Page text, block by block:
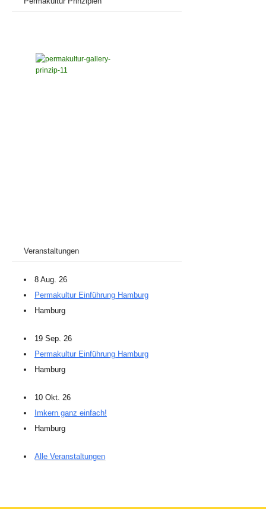
Veranstaltungen
8 Aug. 26
Permakultur Einführung Hamburg
Hamburg
19 Sep. 26
Permakultur Einführung Hamburg
Hamburg
10 Okt. 26
Imkern ganz einfach!
Hamburg
Alle Veranstaltungen